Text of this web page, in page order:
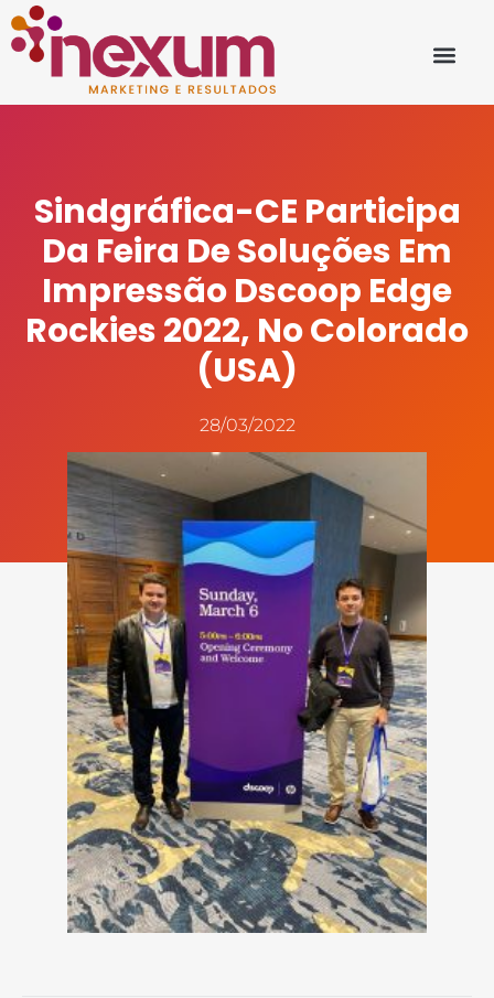
Sindgráfica-CE Participa
Da Feira De Soluções Em
Impressão Dscoop Edge
Rockies 2022, No Colorado
(USA)
28/03/2022
Fonte: www.nossomeio.com.br